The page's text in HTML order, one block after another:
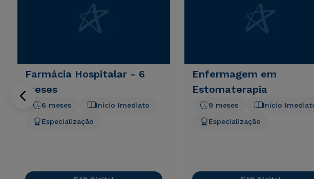
Farmácia Hospitalar - 6
meses
Início Imediato
6 meses
Especialização
Enfermagem em
Estomaterapia
Início
9 meses
Especialização